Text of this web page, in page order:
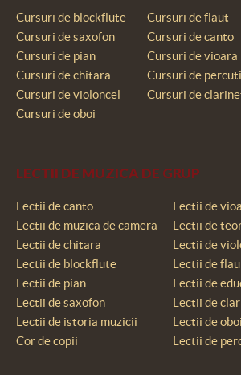
Cursuri de blockflute
Cursuri de flaut
Cursuri de saxofon
Cursuri de canto
Cursuri de pian
Cursuri de vioara
Cursuri de chitara
Cursuri de
Cursuri de violoncel
Cursuri de
Cursuri de oboi
LECTII DE MUZICA DE GRUP
Lectii de canto
Lectii de
Lectii de muzica de camera
Lectii de
Lectii de chitara
Lectii de
Lectii de blockflute
Lectii de
Lectii de pian
Lectii de
Lectii de saxofon
Lectii de
Lectii de istoria muzicii
Lectii de oboi
Cor de copii
Lectii de